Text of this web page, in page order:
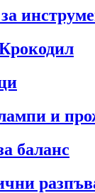
и
баланс